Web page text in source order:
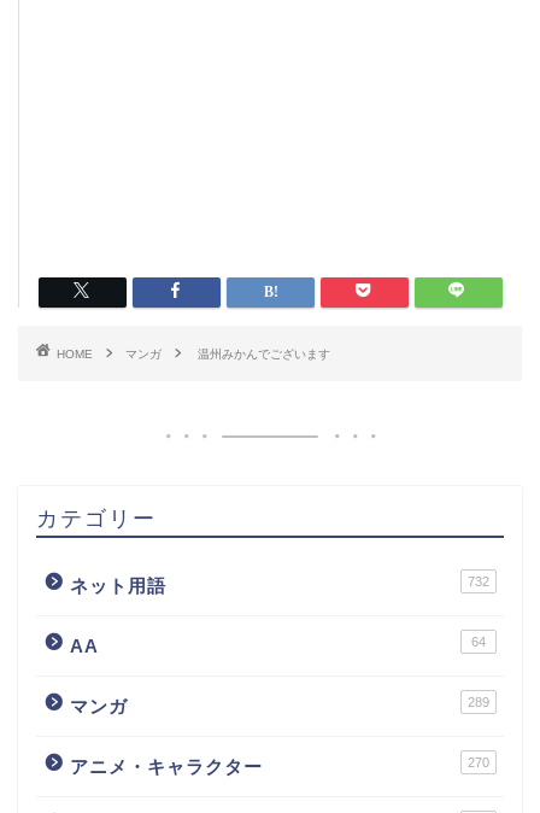
HOME マンガ 温州みかんでございます
カテゴリー
ネット用語 732
AA 64
マンガ 289
アニメ・キャラクター 270